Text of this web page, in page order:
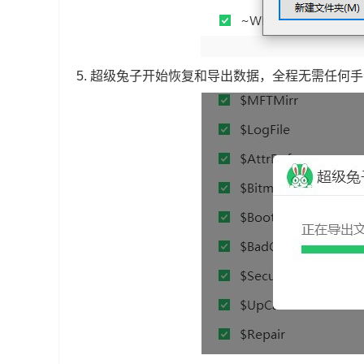
5. 超级兔子开始恢复和导出数据，全程无需任何